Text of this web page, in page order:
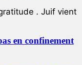
. Juif vient
en confinement